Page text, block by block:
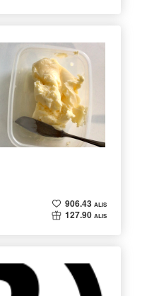
906.43 ALIS
127.90 ALIS